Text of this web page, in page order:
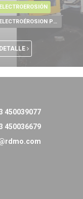
ELECTROEROSIÓN
ELECTROÉROSION POR HILO
DETALLE
450039077
450036679